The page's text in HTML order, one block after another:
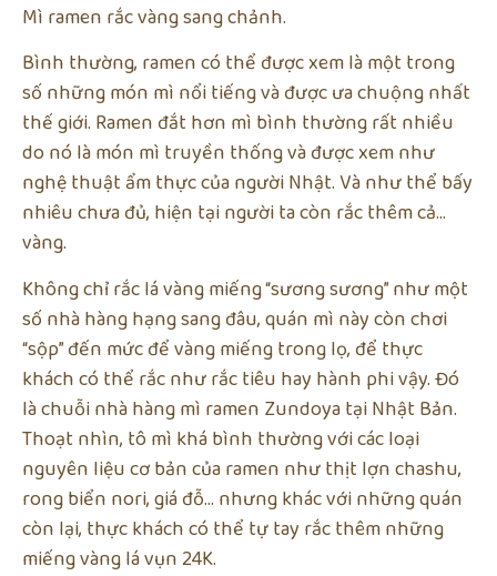
Mì ramen rắc vàng sang chảnh.
Bình thường, ramen có thể được xem là một trong
số những món mì nổi tiếng và được ưa chuộng nhất
thế giới. Ramen đắt hơn mì bình thường rất nhiều
do nó là món mì truyền thống và được xem như
nghệ thuật ẩm thực của người Nhật. Và như thể bấy
nhiêu chưa đủ, hiện tại người ta còn rắc thêm cả…
vàng.
Không chỉ rắc lá vàng miếng “sương sương” như một
số nhà hàng hạng sang đâu, quán mì này còn chơi
“sộp” đến mức để vàng miếng trong lọ, để thực
khách có thể rắc như rắc tiêu hay hành phi vậy. Đó
là chuỗi nhà hàng mì ramen Zundoya tại Nhật Bản.
Thoạt nhìn, tô mì khá bình thường với các loại
nguyên liệu cơ bản của ramen như thịt lợn chashu,
rong biển nori, giá đỗ… nhưng khác với những quán
còn lại, thực khách có thể tự tay rắc thêm những
miếng vàng lá vụn 24K.